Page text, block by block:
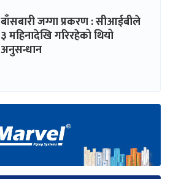
बाँसबारी जग्गा प्रकरण : सीआईबीले
३ महिनादेखि गरिरहेको थियो
अनुसन्धान